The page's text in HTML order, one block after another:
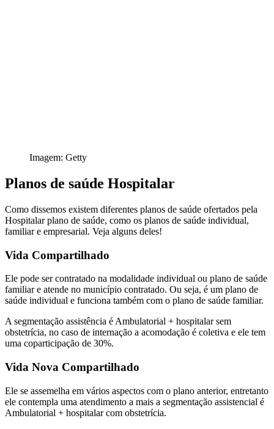
Imagem: Getty
Planos de saúde Hospitalar
Como dissemos existem diferentes planos de saúde ofertados pela
Hospitalar plano de saúde, como os planos de saúde individual,
familiar e empresarial. Veja alguns deles!
Vida Compartilhado
Ele pode ser contratado na modalidade individual ou plano de saúde
familiare atende no município contratado. Ou seja, é um plano de
saúde individual e funciona também com o plano de saúde familiar.
A segmentação assistência é Ambulatorial + hospitalar sem
obstetrícia, no caso de internação a acomodação é coletiva e ele tem
uma coparticipação de 30%.
Vida Nova Compartilhado
Ele se assemelha em vários aspectos com o plano anterior, entretanto
ele contempla uma atendimento a mais a segmentação assistencial é
Ambulatorial + hospitalar com obstetrícia.